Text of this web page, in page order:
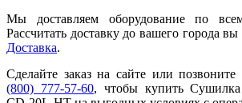
Мы доставляем оборудование по
Рассчитать доставку до вашего города
Доставка.
Сделайте заказ на сайте или
(800) 777-57-60, чтобы купить